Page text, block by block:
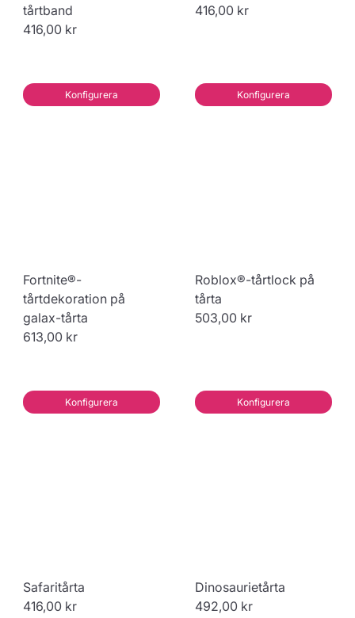
tårtband
416,00 kr
Konfigurera
416,00 kr
Konfigurera
Fortnite®-
tårtdekoration på
galax-tårta
613,00 kr
Konfigurera
Roblox®-tårtlock på
tårta
503,00 kr
Konfigurera
Safaritårta
416,00 kr
Dinosaurietårta
492,00 kr